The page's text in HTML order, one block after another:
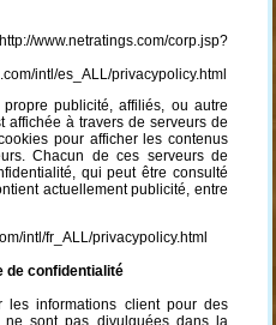
corp.jsp?
intl/es_ALL/privacypolicy.html
publicité, affiliés, ou autre
affichée à travers de serveurs de
pour afficher les contenus
Chacun de ces serveurs de
qui peut être consulté
actuellement publicité, entre
intl/fr_ALL/privacypolicy.html
de confidentialité
les informations client pour des
ne sont pas divulguées dans la